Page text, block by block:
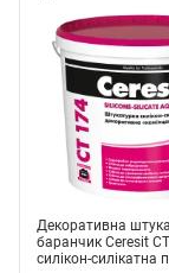
Декоративна
баранчик Ceresit
силікон-силікатна